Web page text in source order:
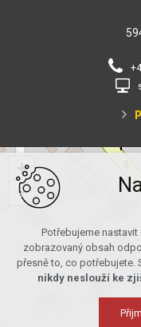
+
−
Potřebujeme
zobrazovaný obsah
přesně to, co potřebujete.
nikdy neslouží ke